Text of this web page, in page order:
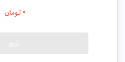
0تومان